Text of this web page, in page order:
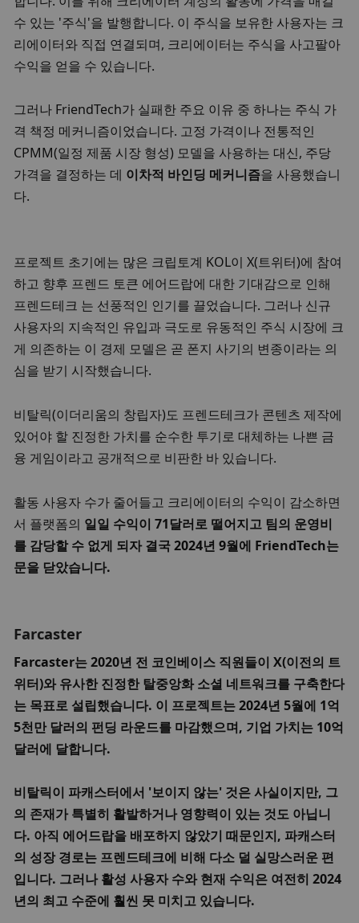
수 있는 '주식'을 발행합니다. 이 주식을 보유한 사용자는 크
리에이터와 직접 연결되며, 크리에이터는 주식을 사고팔아
수익을 얻을 수 있습니다.
그러나 FriendTech가 실패한 주요 이유 중 하나는 주식 가
격 책정 메커니즘이었습니다. 고정 가격이나 전통적인
CPMM(일정 제품 시장 형성) 모델을 사용하는 대신, 주당
가격을 결정하는 데 이차적 바인딩 메커니즘을 사용했습니
다.
프로젝트 초기에는 많은 크립토계 KOL이 X(트위터)에 참여
하고 향후 프렌드 토큰 에어드랍에 대한 기대감으로 인해
프렌드테크 는 선풍적인 인기를 끌었습니다. 그러나 신규
사용자의 지속적인 유입과 극도로 유동적인 주식 시장에 크
게 의존하는 이 경제 모델은 곧 폰지 사기의 변종이라는 의
심을 받기 시작했습니다.
비탈릭(이더리움의 창립자)도 프렌드테크가 콘텐츠 제작에
있어야 할 진정한 가치를 순수한 투기로 대체하는 나쁜 금
융 게임이라고 공개적으로 비판한 바 있습니다.
활동 사용자 수가 줄어들고 크리에이터의 수익이 감소하면
서 플랫폼의 일일 수익이 71달러로 떨어지고 팀의 운영비
를 감당할 수 없게 되자 결국 2024년 9월에 FriendTech는
문을 닫았습니다.
Farcaster
Farcaster는 2020년 전 코인베이스 직원들이 X(이전의 트
위터)와 유사한 진정한 탈중앙화 소셜 네트워크를 구축한다
는 목표로 설립했습니다. 이 프로젝트는 2024년 5월에 1억
5천만 달러의 펀딩 라운드를 마감했으며, 기업 가치는 10억
달러에 달합니다.
비탈릭이 파캐스터에서 '보이지 않는' 것은 사실이지만, 그
의 존재가 특별히 활발하거나 영향력이 있는 것도 아닙니
다. 아직 에어드랍을 배포하지 않았기 때문인지, 파캐스터
의 성장 경로는 프렌드테크에 비해 다소 덜 실망스러운 편
입니다. 그러나 활성 사용자 수와 현재 수익은 여전히 2024
년의 최고 수준에 훨씬 못 미치고 있습니다.